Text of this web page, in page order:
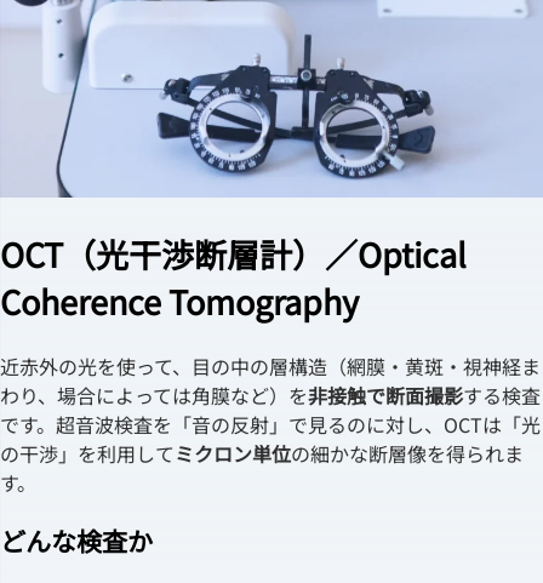
OCT（光干渉断層計）／Optical
Coherence Tomography
近赤外の光を使って、目の中の層構造（網膜・黄斑・視神経ま
わり、場合によっては角膜など）を非接触で断面撮影する検査
です。超音波検査を「音の反射」で見るのに対し、OCTは「光
の干渉」を利用してミクロン単位の細かな断層像を得られま
す。
どんな検査か